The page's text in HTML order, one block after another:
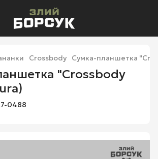
Crossbody Сумка-планшетка
"Crossbody
0488